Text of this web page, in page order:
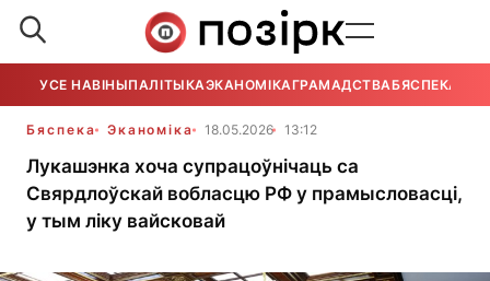
УСЕ НАВІНЫПАЛІТЫКАЭКАНОМІКАГРАМАДСТВАБЯСПЕКА
Бяспека Эканоміка 18.05.2026 13:12
Лукашэнка хоча супрацоўнічаць са
Свярдлоўскай вобласцю РФ у прамысловасці,
у тым ліку вайсковай